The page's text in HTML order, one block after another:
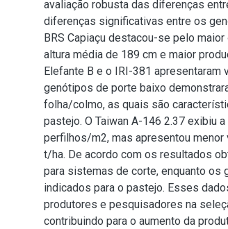
avaliação robusta das diferenças
diferenças significativas entre os
BRS Capiaçu destacou-se pelo
altura média de 189 cm e maior
Elefante B e o IRI-381 apresentaram
genótipos de porte baixo
folha/colmo, as quais são
pastejo. O Taiwan A-146 2.37 exibiu
perfilhos/m2, mas apresentou
t/ha. De acordo com os resultados
para sistemas de corte, enquanto
indicados para o pastejo. Esses
produtores e pesquisadores na
contribuindo para o aumento da